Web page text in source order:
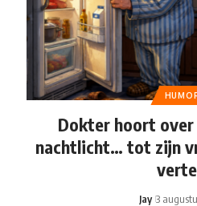
Dokter hoort
nachtlicht… tot zijn
Jay 3